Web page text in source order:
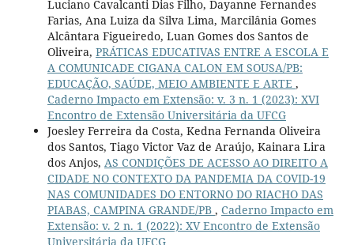
Luciano Cavalcanti Dias Filho, Dayanne Fernandes
Farias, Ana Luiza da Silva Lima, Marcilânia Gomes
Alcântara Figueiredo, Luan Gomes dos Santos de
Oliveira, PRÁTICAS EDUCATIVAS ENTRE A ESCOLA E
A COMUNICADE CIGANA CALON EM SOUSA/PB:
EDUCAÇÃO, SAÚDE, MEIO AMBIENTE E ARTE ,
Caderno Impacto em Extensão: v. 3 n. 1 (2023): XVI
Encontro de Extensão Universitária da UFCG
Joesley Ferreira da Costa, Kedna Fernanda Oliveira
dos Santos, Tiago Victor Vaz de Araújo, Kainara Lira
dos Anjos, AS CONDIÇÕES DE ACESSO AO DIREITO A
CIDADE NO CONTEXTO DA PANDEMIA DA COVID-19
NAS COMUNIDADES DO ENTORNO DO RIACHO DAS
PIABAS, CAMPINA GRANDE/PB , Caderno Impacto em
Extensão: v. 2 n. 1 (2022): XV Encontro de Extensão
Universitária da UFCG